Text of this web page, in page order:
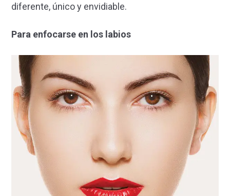
diferente, único y envidiable.
Para enfocarse en los labios